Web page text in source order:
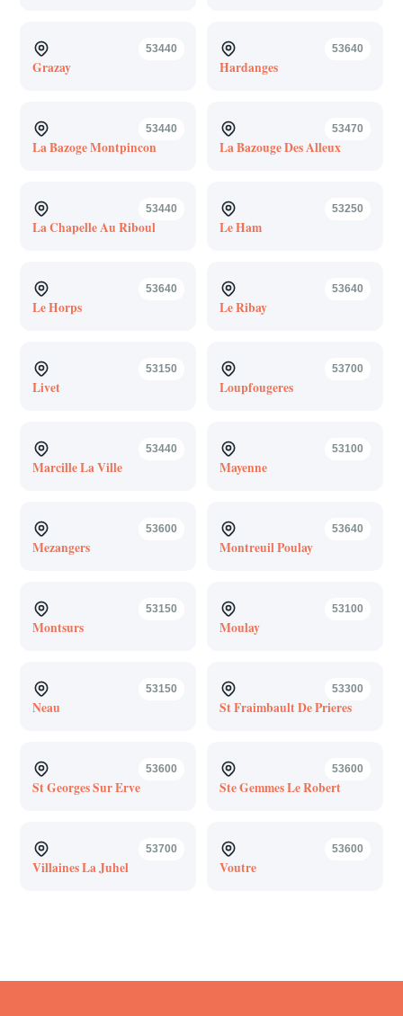
53440
Grazay
53640
Hardanges
53440
La Bazoge Montpincon
53470
La Bazouge Des Alleux
53440
La Chapelle Au Riboul
53250
Le Ham
53640
Le Horps
53640
Le Ribay
53150
Livet
53700
Loupfougeres
53440
Marcille La Ville
53100
Mayenne
53600
Mezangers
53640
Montreuil Poulay
53150
Montsurs
53100
Moulay
53150
Neau
53300
St Fraimbault De Prieres
53600
St Georges Sur Erve
53600
Ste Gemmes Le Robert
53700
Villaines La Juhel
53600
Voutre